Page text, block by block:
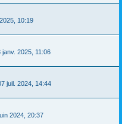
10:19
janv. 2025, 11:06
juil. 2024, 14:44
2024, 20:37